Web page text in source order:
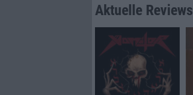
Aktuelle Reviews